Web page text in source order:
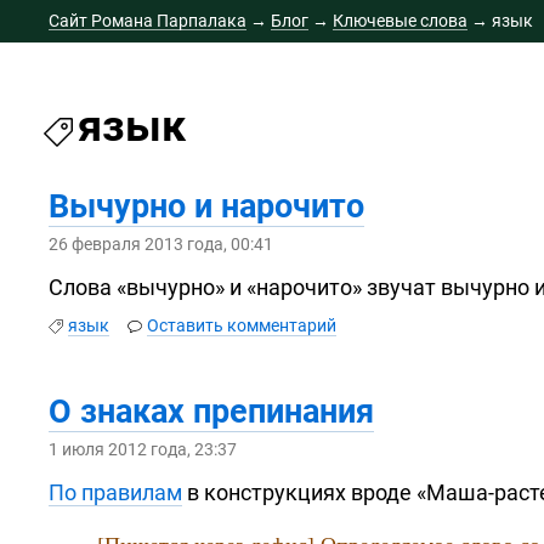
Сайт Романа Парпалака → Блог → Ключевые слова →язык
язык
Вычурно и нарочито
26 февраля 2013 года, 00:41
Слова «вычурно» и «нарочито» звучат вычурно
язык Оставить комментарий
О знаках препинания
1 июля 2012 года, 23:37
По правилам в конструкциях вроде «Маша-